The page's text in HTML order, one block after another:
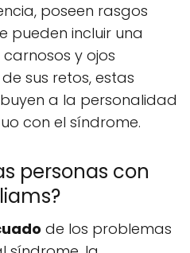
poseen rasgos
pueden incluir una
y ojos
sus retos, estas
a la personalidad
con el síndrome.
personas con
de los problemas